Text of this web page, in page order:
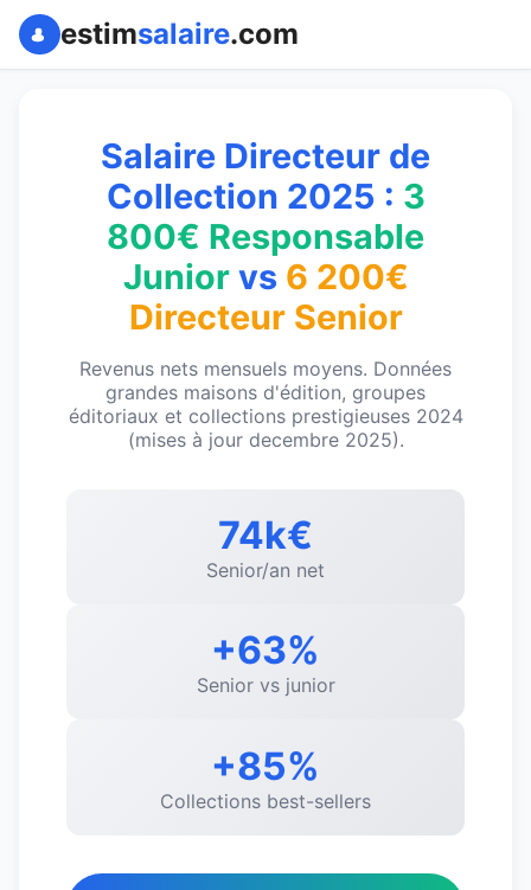
estimsalaire.com
Salaire Directeur de
Collection 2025 : 3
800€ Responsable
Juniorvs 6 200€
Directeur Senior
Revenus nets mensuels moyens. Données
grandes maisons d'édition, groupes
éditoriaux et collections prestigieuses 2024
(mises à jour decembre 2025).
74k€
Senior/an net
+63%
Senior vs junior
+85%
Collections best-sellers